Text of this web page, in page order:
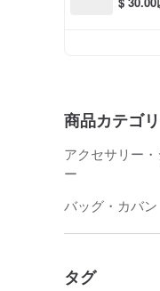
商品カテゴ
アクセサリー・
ー
バッグ・カバン
タグ